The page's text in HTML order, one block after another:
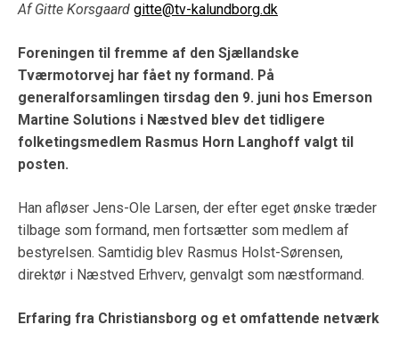
Af Gitte Korsgaard gitte@tv-kalundborg.dk
Foreningen til fremme af den Sjællandske
Tværmotorvej har fået ny formand. På
generalforsamlingen tirsdag den 9. juni hos Emerson
Martine Solutions i Næstved blev det tidligere
folketingsmedlem Rasmus Horn Langhoff valgt til
posten.
Han afløser Jens-Ole Larsen, der efter eget ønske træder
tilbage som formand, men fortsætter som medlem af
bestyrelsen. Samtidig blev Rasmus Holst-Sørensen,
direktør i Næstved Erhverv, genvalgt som næstformand.
Erfaring fra Christiansborg og et omfattende netværk